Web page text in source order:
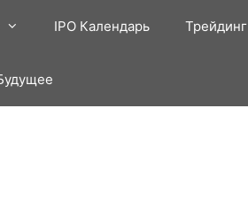
IPO Календарь Трейдинг